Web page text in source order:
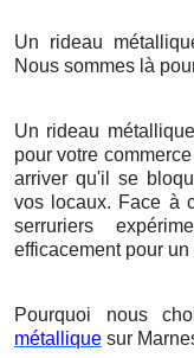
Un rideau
Nous sommes là
Un rideau
pour votre
arriver qu'il se
vos locaux. Face à
serruriers
efficacement pour
Pourquoi nous
métallique sur